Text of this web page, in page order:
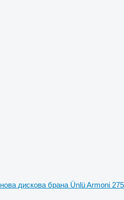
нова дискова брана Ünlü Armoni 275